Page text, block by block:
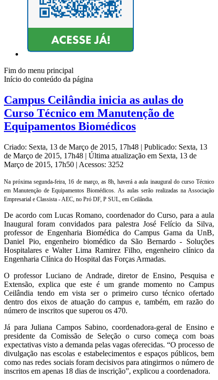
Fim do menu principal
Início do conteúdo da página
Campus Ceilândia inicia as aulas do
Curso Técnico em Manutenção de
Equipamentos Biomédicos
Criado: Sexta, 13 de Março de 2015, 17h48 | Publicado: Sexta, 13
de Março de 2015, 17h48 | Última atualização em Sexta, 13 de
Março de 2015, 17h50 | Acessos: 3252
Na próxima segunda-feira, 16 de março, as 8h, haverá a aula inaugural do curso Técnico
em Manutenção de Equipamentos Biomédicos. As aulas serão realizadas na Associação
Empresarial e Classista - AEC, no Pró DF, P SUL, em Ceilândia.
De acordo com Lucas Romano, coordenador do Curso, para a aula
Inaugural foram convidados para palestra José Felício da Silva,
professor de Engenharia Biomédica do Campus Gama da UnB,
Daniel Pio, engenheiro biomédico da São Bernardo - Soluções
Hospitalares e Walter Lima Ramirez Filho, engenheiro clínico da
Engenharia Clínica do Hospital das Forças Armadas.
O professor Luciano de Andrade, diretor de Ensino, Pesquisa e
Extensão, explica que este é um grande momento no Campus
Ceilândia tendo em vista ser o primeiro curso técnico ofertado
dentro dos eixos de atuação do campus e, também, em razão do
número de inscritos que superou os 470.
Já para Juliana Campos Sabino, coordenadora-geral de Ensino e
presidente da Comissão de Seleção o curso começa com boas
expectativas visto a demanda pelas vagas oferecidas. “O processo de
divulgação nas escolas e estabelecimentos e espaços públicos, bem
como nas redes sociais foram decisivos para atingirmos o número de
inscritos em apenas 18 dias de inscrição”, explicou a coordenadora.